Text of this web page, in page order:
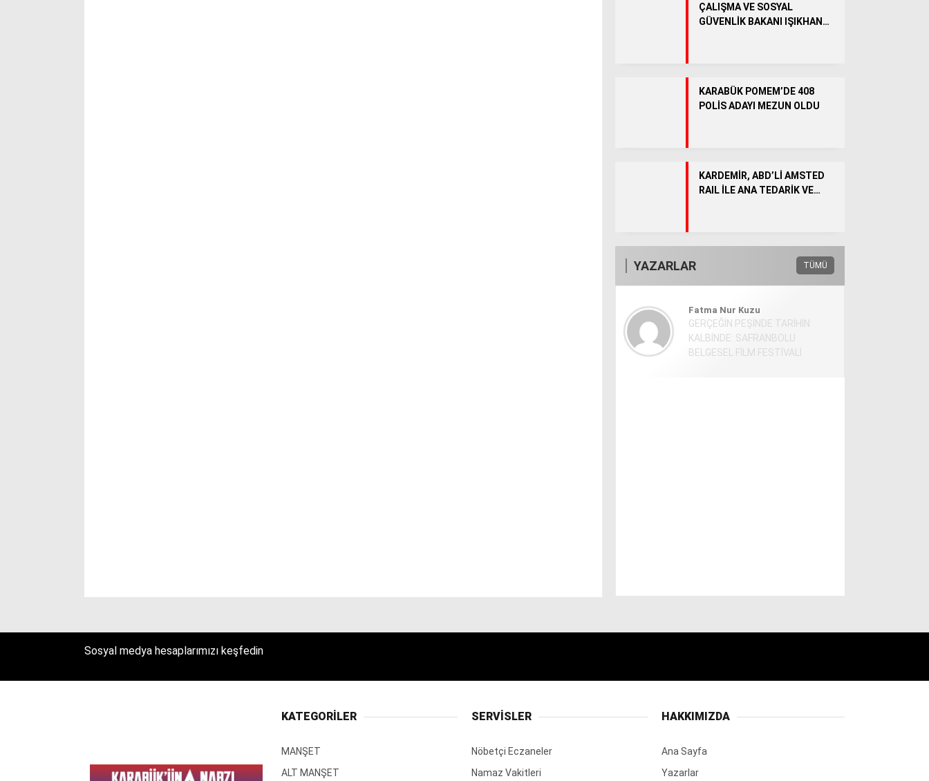
ÇALIŞMA VE SOSYAL
GÜVENLİK BAKANI IŞIKHAN
KARABÜK POMEM’DE 408
POLİS ADAYI MEZUN OLDU
KARDEMİR, ABD’Lİ AMSTED
RAIL İLE ANA TEDARİK VE
YAZARLAR TÜMÜ
Fatma Nur Kuzu
GERÇEĞİN PEŞİNDE TARİHİN
KALBİNDE: SAFRANBOLU
BELGESEL FİLM FESTİVALİ
Sosyal medya hesaplarımızı keşfedin
KATEGORİLER
MANŞET
ALT MANŞET
SERVİSLER
Nöbetçi Eczaneler
Namaz Vakitleri
HAKKIMIZDA
Ana Sayfa
Yazarlar